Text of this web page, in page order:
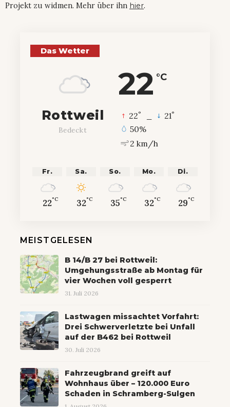
Projekt zu widmen. Mehr über ihn hier.
Das Wetter
22 °C
Rottweil
Bedeckt
22° 21°
50%
2 km/h
Fr.
22°C
Sa.
32°C
So.
35°C
Mo.
32°C
Di.
29°C
MEISTGELESEN
B 14/B 27 bei Rottweil:
Umgehungsstraße ab Montag für
vier Wochen voll gesperrt
31. Juli 2026
Lastwagen missachtet Vorfahrt:
Drei Schwerverletzte bei Unfall
auf der B462 bei Rottweil
30. Juli 2026
Fahrzeugbrand greift auf
Wohnhaus über – 120.000 Euro
Schaden in Schramberg-Sulgen